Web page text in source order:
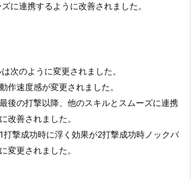
に連携するように改善されました。
次のように変更されました。
作速度感が変更されました。
後の打撃以降、他のスキルとスムーズに連携
改善されました。
打撃成功時に浮く効果が2打撃成功時ノックバ
変更されました。